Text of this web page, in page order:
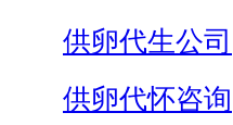
供卵代生公司
供卵代怀咨询